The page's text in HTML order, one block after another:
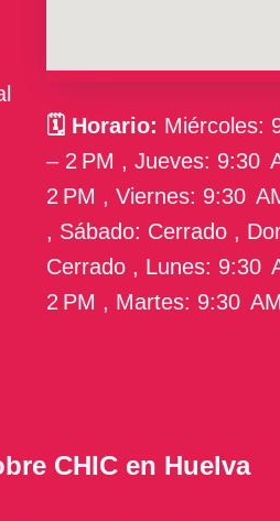
🗓 Horario: Miércoles:
– 2 PM , Jueves: 9:30
2 PM , Viernes: 9:30
, Sábado: Cerrado ,
Cerrado , Lunes: 9:30
2 PM , Martes: 9:30
CHIC en Huelva